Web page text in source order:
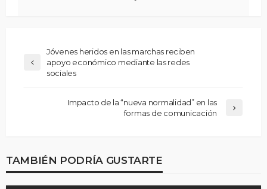
Jóvenes heridos en las marchas reciben
apoyo económico mediante las redes
sociales
Impacto de la “nueva normalidad” en las
formas de comunicación
TAMBIÉN PODRÍA GUSTARTE